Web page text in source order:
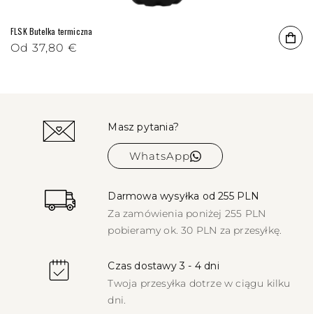
FLSK Butelka termiczna
Cena regularna
Od 37,80 €
Masz pytania?
WhatsApp
Darmowa wysyłka od 255 PLN
Za zamówienia poniżej 255 PLN
pobieramy ok. 30 PLN za przesyłkę.
Czas dostawy 3 - 4 dni
Twoja przesyłka dotrze w ciągu kilku
dni.